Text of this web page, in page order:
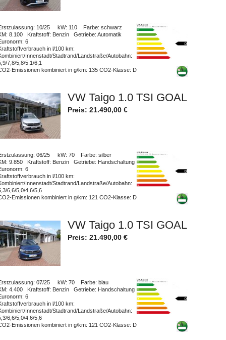
: 10/25 kW: 110 Farbe: schwarz
: 8.100 Kraftstoff: Benzin Getriebe: Automatik
: 6
in l/100 km:
Innenstadt/Stadtrand/Landstraße/Autobahn:
7,8/5,8/5,1/6,1
Emissionen kombiniert in g/km: 135 CO2-Klasse: D
VW Taigo 1.0 TSI GOAL
Preis:21.490,00 €
: 06/25 kW: 70 Farbe: silber
: 9.850 Kraftstoff: Benzin Getriebe: Handschaltung
: 6
in l/100 km:
Innenstadt/Stadtrand/Landstraße/Autobahn:
6,6/5,0/4,6/5,6
Emissionen kombiniert in g/km: 121 CO2-Klasse: D
VW Taigo 1.0 TSI GOAL
Preis:21.490,00 €
: 07/25 kW: 70 Farbe: blau
: 4.400 Kraftstoff: Benzin Getriebe: Handschaltung
: 6
in l/100 km:
Innenstadt/Stadtrand/Landstraße/Autobahn:
6,6/5,0/4,6/5,6
Emissionen kombiniert in g/km: 121 CO2-Klasse: D